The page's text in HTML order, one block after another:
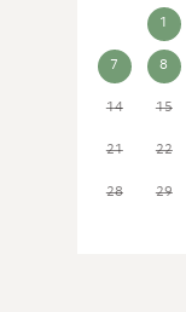
1
7 8
14 15
21 22
28 29